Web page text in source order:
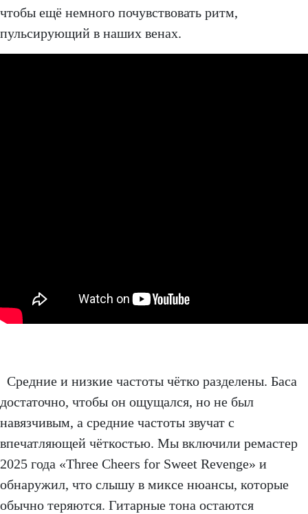
чтобы ещё немного почувствовать ритм,
пульсирующий в наших венах.
Средние и низкие частоты чётко разделены. Баса
достаточно, чтобы он ощущался, но не был
навязчивым, а средние частоты звучат с
впечатляющей чёткостью. Мы включили ремастер
2025 года «Three Cheers for Sweet Revenge» и
обнаружил, что слышу в миксе нюансы, которые
обычно теряются. Гитарные тона остаются